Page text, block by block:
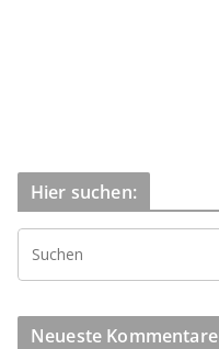
Hier suchen:
Neueste Kommentare